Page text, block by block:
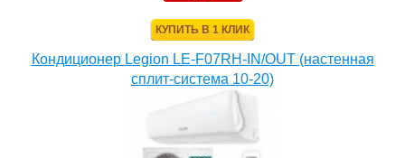
КУПИТЬ В 1 КЛИК
Кондиционер Legion LE-F07RH-IN/OUT (настенная
сплит-система 10-20)